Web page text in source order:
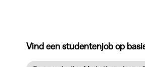
Vind een studentenjob op